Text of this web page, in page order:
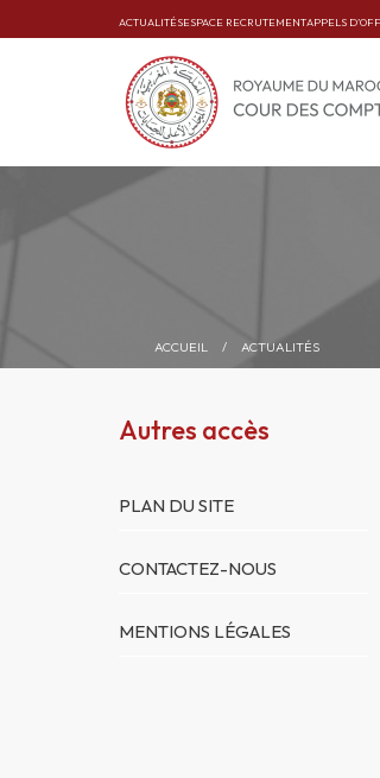
ACTUALITÉSESPACE RECRUTEMENTAPPELS
ACCUEIL / ACTUALITÉS
Autres accès
PLAN DU SITE
CONTACTEZ-NOUS
MENTIONS LÉGALES